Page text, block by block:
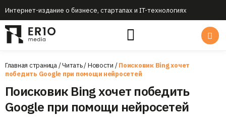
Интернет-издание о бизнесе, стартапах и IT-технологиях
Главная страница/Читать/Новости /Поисковик Bing хочет
победить Google при помощи нейросетей
Поисковик Bing хочет победить
Google при помощи нейросетей